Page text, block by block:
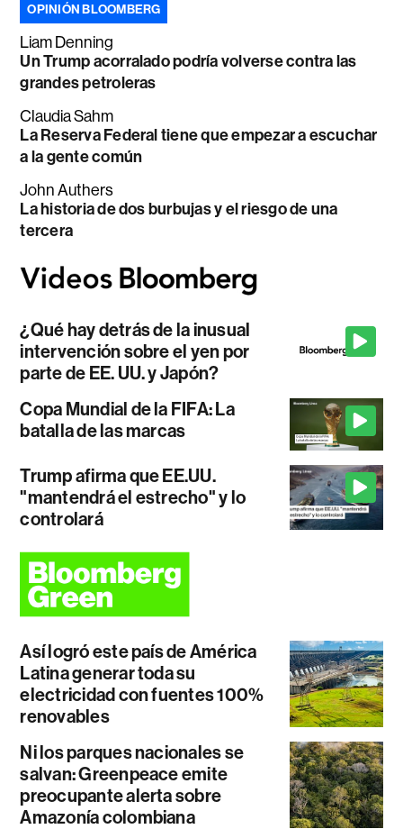
OPINIÓN BLOOMBERG
Liam Denning
Un Trump acorralado podría volverse contra las
grandes petroleras
Claudia Sahm
La Reserva Federal tiene que empezar a escuchar
a la gente común
John Authers
La historia de dos burbujas y el riesgo de una
tercera
¿Qué hay detrás de la inusual
intervención sobre el yen por
parte de EE. UU. y Japón?
Copa Mundial de la FIFA: La
batalla de las marcas
Trump afirma que EE.UU.
"mantendrá el estrecho" y lo
controlará
Así logró este país de América
Latina generar toda su
electricidad con fuentes 100%
renovables
Ni los parques nacionales se
salvan: Greenpeace emite
preocupante alerta sobre
Amazonía colombiana